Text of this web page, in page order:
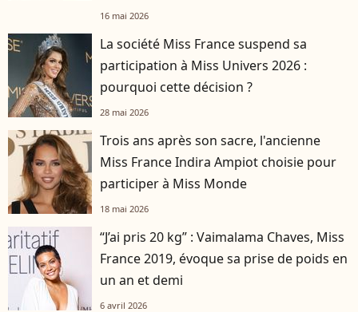
16 mai 2026
La société Miss France suspend sa
participation à Miss Univers 2026 :
pourquoi cette décision ?
28 mai 2026
Trois ans après son sacre, l'ancienne
Miss France Indira Ampiot choisie pour
participer à Miss Monde
18 mai 2026
“J’ai pris 20 kg” : Vaimalama Chaves, Miss
France 2019, évoque sa prise de poids en
un an et demi
6 avril 2026